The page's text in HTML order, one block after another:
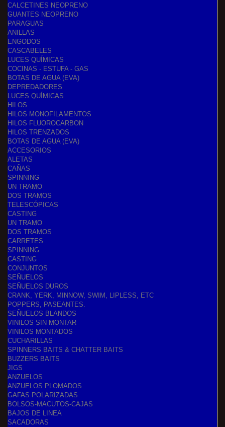
CALCETINES NEOPRENO
GUANTES NEOPRENO
PARAGUAS
ANILLAS
ENGODOS
CASCABELES
LUCES QUÍMICAS
COCINAS - ESTUFA - GAS
BOTAS DE AGUA (EVA)
DEPREDADORES
LUCES QUÍMICAS
HILOS
HILOS MONOFILAMENTOS
HILOS FLUOROCARBON
HILOS TRENZADOS
BOTAS DE AGUA (EVA)
ACCESORIOS
ALETAS
CAÑAS
SPINNING
UN TRAMO
DOS TRAMOS
TELESCÓPICAS
CASTING
UN TRAMO
DOS TRAMOS
CARRETES
SPINNING
CASTING
CONJUNTOS
SEÑUELOS
SEÑUELOS DUROS
CRANK, YERK, MINNOW, SWIM, LIPLESS, ETC
POPPERS, PASEANTES.
SEÑUELOS BLANDOS
VINILOS SIN MONTAR
VINILOS MONTADOS
CUCHARILLAS
SPINNERS BAITS & CHATTER BAITS
BUZZERS BAITS
JIGS
ANZUELOS
ANZUELOS PLOMADOS
GAFAS POLARIZADAS
BOLSOS-MACUTOS-CAJAS
BAJOS DE LINEA
SACADORAS